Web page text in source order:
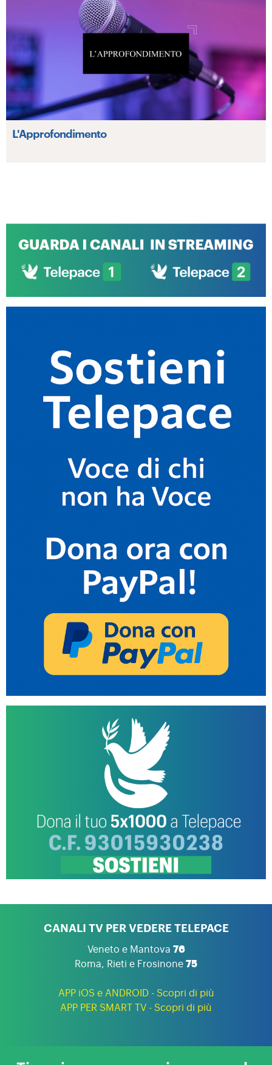
L'Approfondimento
CANALI TV PER VEDERE TELEPACE
Veneto e Mantova 76
Roma, Rieti e Frosinone 75
APP iOS e ANDROID - Scopri di più
APP PER SMART TV - Scopri di più